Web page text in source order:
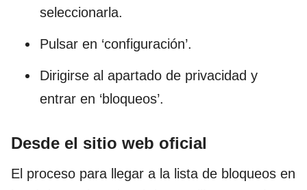
seleccionarla.
Pulsar en ‘configuración’.
Dirigirse al apartado de privacidad y
entrar en ‘bloqueos’.
Desde el sitio web oficial
El proceso para llegar a la lista de bloqueos en